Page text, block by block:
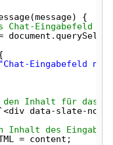
{
Chat-Eingabefeld
"Chat-Eingabefeld
Inhalt für das
data-slate-node=
Inhalt des
= content;